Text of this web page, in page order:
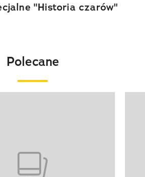
"Historia czarów"
Polecane